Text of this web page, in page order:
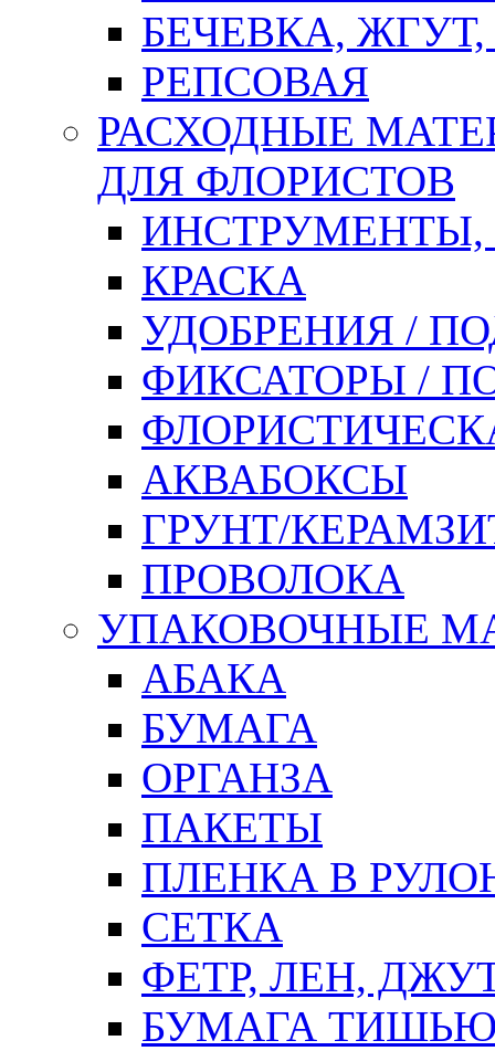
БЕЧЕВКА,
РЕПСОВАЯ
РАСХОДНЫЕ
ДЛЯ ФЛОРИСТОВ
ИНСТРУМЕНТЫ,
КРАСКА
УДОБРЕНИЯ /
ФИКСАТОРЫ /
АКВАБОКСЫ
ГРУНТ/
ПРОВОЛОКА
УПАКОВОЧНЫЕ
АБАКА
БУМАГА
ОРГАНЗА
ПАКЕТЫ
ПЛЕНКА В
СЕТКА
ФЕТР, ЛЕН,
БУМАГА